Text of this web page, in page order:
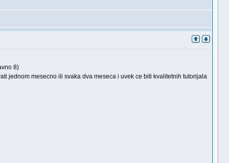
8)
jednom mesecno ili svaka dva meseca i uvek ce biti kvalitetnih tutorijala